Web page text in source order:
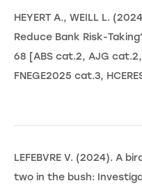
HEYERT A., WEILL L.
Reduce Bank Risk-
68 [ABS cat.2, AJG cat.2,
FNEGE2025 cat.3,
LEFEBVRE V. (2024). A
two in the bush: